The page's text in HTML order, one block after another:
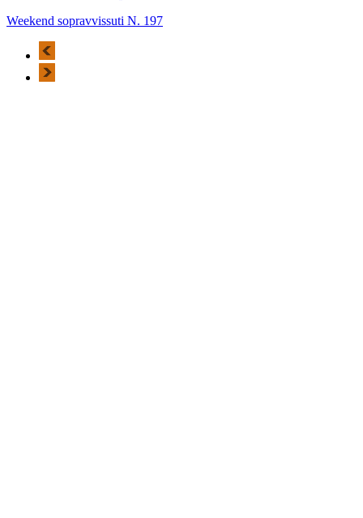
Weekend sopravvissuti N. 197